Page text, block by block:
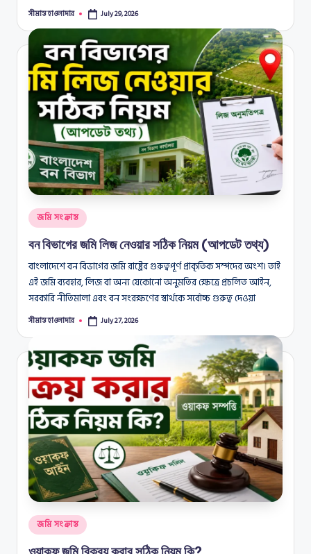
Posted
সীমান্ত হাওলাদার July 29, 2026
Posted
in
জমি সংক্রান্ত
বন বিভাগের জমি লিজ নেওয়ার সঠিক নিয়ম (আপডেট তথ্য)
বাংলাদেশে বন বিভাগের জমি রাষ্ট্রের গুরুত্বপূর্ণ প্রাকৃতিক সম্পদের অংশ। তাই
এই জমি ব্যবহার, লিজ বা অন্য যেকোনো অনুমতির ক্ষেত্রে প্রচলিত আইন,
সরকারি নীতিমালা এবং বন সংরক্ষণের স্বার্থকে সর্বোচ্চ গুরুত্ব দেওয়া
Posted
সীমান্ত হাওলাদার July 27, 2026
Posted
in
জমি সংক্রান্ত